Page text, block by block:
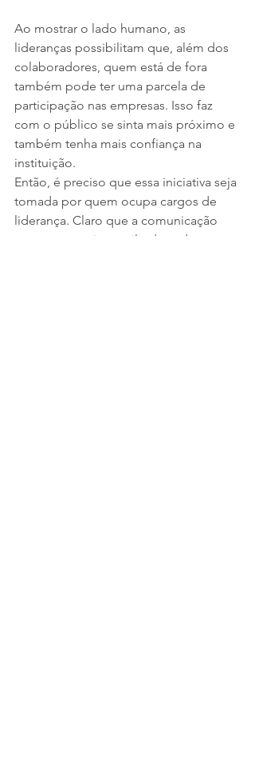
Ao mostrar o lado humano, as
lideranças possibilitam que, além dos
colaboradores, quem está de fora
também pode ter uma parcela de
participação nas empresas. Isso faz
com o público se sinta mais próximo e
também tenha mais confiança na
instituição.
Então, é preciso que essa iniciativa seja
tomada por quem ocupa cargos de
liderança. Claro que a comunicação
tem que seguir o estilo de cada